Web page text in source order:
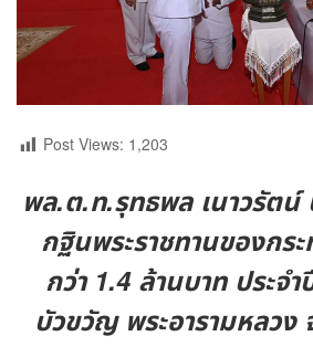
Post Views: 1,203
พล.ต.ท.รุทธพล เนาวรัตน์
กฐินพระราชทานของกร
กว่า 1.4 ล้านบาท ประจ
บัวขวัญ พระอารามหลวง​